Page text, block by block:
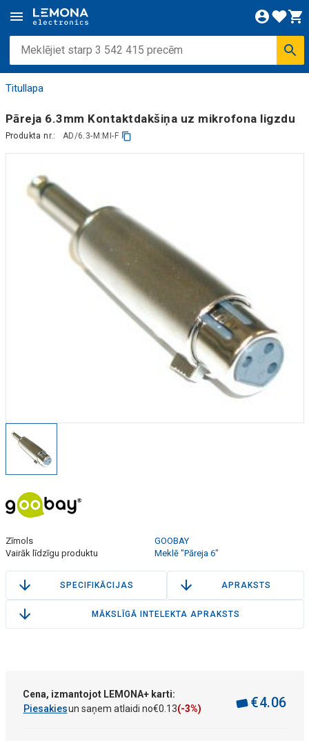
Titullapa
Pāreja 6.3mm Kontaktdakšiņa uz mikrofona ligzdu
Produkta nr.: AD/6.3-M:MI-F
Zīmols
GOOBAY
Vairāk līdzīgu produktu
Meklē "Pāreja 6"
SPECIFIKĀCIJAS APRAKSTS
MĀKSLĪGĀ INTELEKTA APRAKSTS
Cena, izmantojot LEMONA+ karti:
Piesakiesun saņem atlaidi no€0 13(-3%) €4.06